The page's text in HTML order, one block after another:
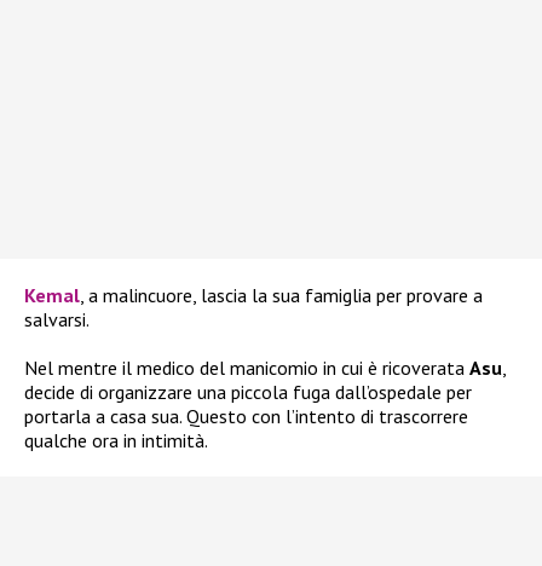
Kemal , a malincuore, lascia la sua famiglia per provare a
salvarsi.
Nel mentre il medico del manicomio in cui è ricoverata Asu
decide di organizzare una piccola fuga dall’ospedale per
portarla a casa sua. Questo con l’intento di trascorrere
qualche ora in intimità.